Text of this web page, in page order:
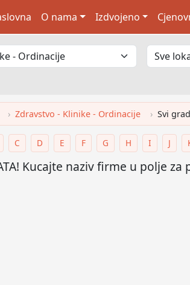
O nama Izdvojeno
Zdravstvo - Klinike - Ordinacije Svi
C D E F G H I J
Kucajte naziv firme u polje za